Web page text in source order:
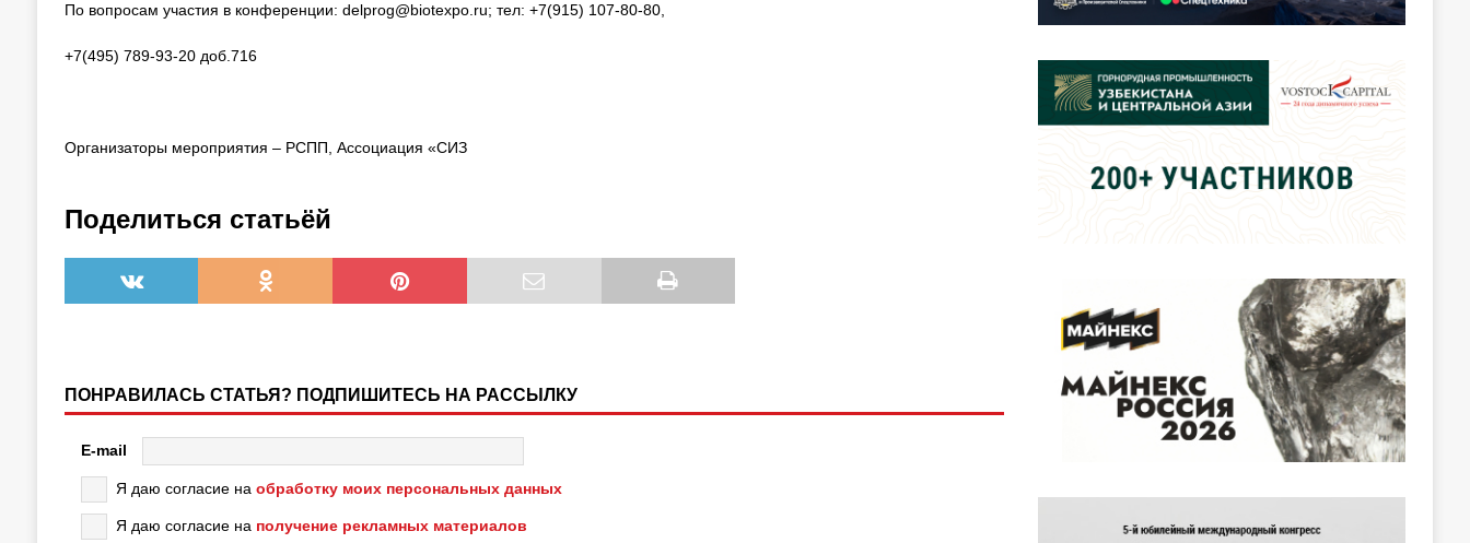
По вопросам участия в конференции: delprog@biotexpo.ru; тел: +7(915) 107-80-80,
+7(495) 789-93-20 доб.716
Организаторы мероприятия – РСПП, Ассоциация «СИЗ
Поделиться статьёй
ПОНРАВИЛАСЬ СТАТЬЯ? ПОДПИШИТЕСЬ НА РАССЫЛКУ
E-mail
Я даю согласие на обработку моих персональных данных
Я даю согласие на получение рекламных материалов